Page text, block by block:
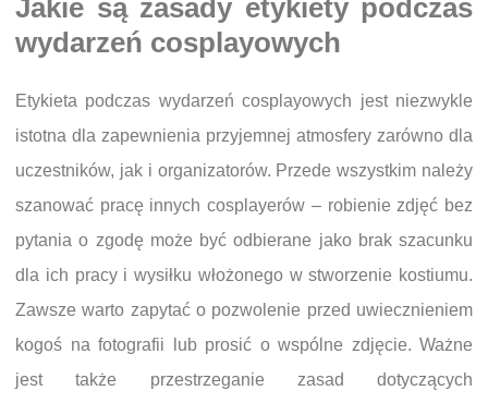
Jakie są zasady etykiety podczas
wydarzeń cosplayowych
Etykieta podczas wydarzeń cosplayowych jest niezwykle
istotna dla zapewnienia przyjemnej atmosfery zarówno dla
uczestników, jak i organizatorów. Przede wszystkim należy
szanować pracę innych cosplayerów – robienie zdjęć bez
pytania o zgodę może być odbierane jako brak szacunku
dla ich pracy i wysiłku włożonego w stworzenie kostiumu.
Zawsze warto zapytać o pozwolenie przed uwiecznieniem
kogoś na fotografii lub prosić o wspólne zdjęcie. Ważne
jest także przestrzeganie zasad dotyczących